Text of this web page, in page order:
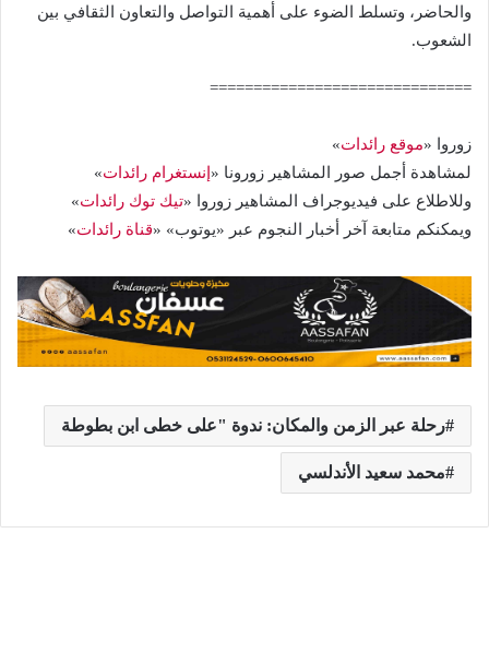
والحاضر، وتسلط الضوء على أهمية التواصل والتعاون الثقافي بين
الشعوب.
==============================
زوروا «موقع رائدات»
لمشاهدة أجمل صور المشاهير زورونا « إنستغرام رائدات»
وللاطلاع على فيديوجراف المشاهير زوروا «تيك توك رائدات»
ويمكنكم متابعة آخر أخبار النجوم عبر «يوتوب» «قناة رائدات»
رحلة عبر الزمن والمكان: ندوة "على خطى ابن بطوطة
محمد سعيد الأندلسي